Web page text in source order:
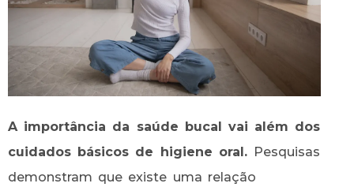
A importância da saúde bucal vai além dos
cuidados básicos de higiene oral. Pesquisas
demonstram que existe uma relação